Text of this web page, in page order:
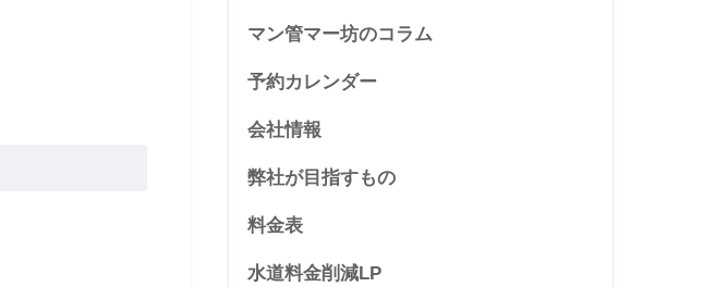
マン管マー坊のコラム
予約カレンダー
会社情報
弊社が目指すもの
料金表
水道料金削減LP